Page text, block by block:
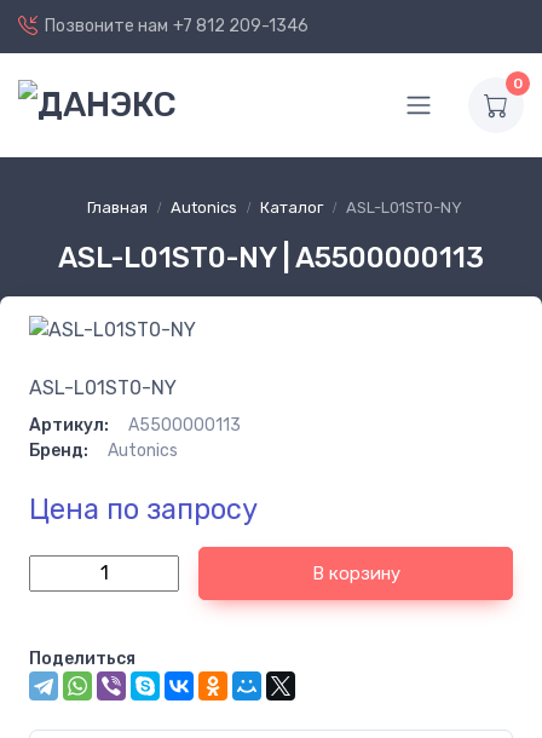
Позвоните нам +7 812 209-1346
0
Главная Autonics Каталог ASL-L01ST0-NY
ASL-L01ST0-NY | A5500000113
ASL-L01ST0-NY
Артикул:
A5500000113
Бренд:
Autonics
Цена по запросу
В корзину
Поделиться